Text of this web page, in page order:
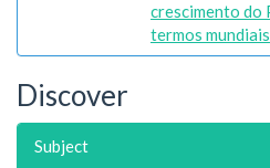
crescimento do
termos mundiais
Discover
Subject